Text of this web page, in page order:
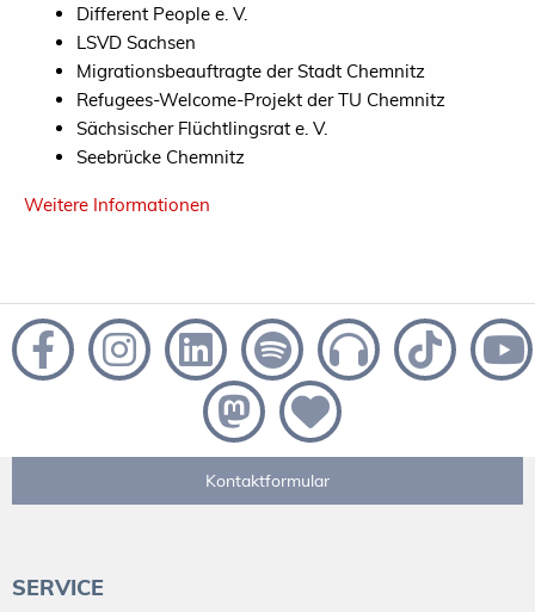
Different People e. V.
LSVD Sachsen
Migrationsbeauftragte der Stadt Chemnitz
Refugees-Welcome-Projekt der TU Chemnitz
Sächsischer Flüchtlingsrat e. V.
Seebrücke Chemnitz
Weitere Informationen
Kontaktformular
SERVICE